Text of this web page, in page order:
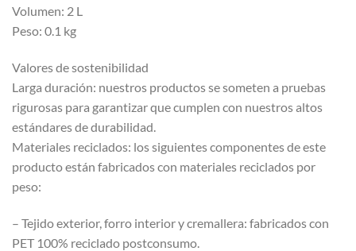
Volumen: 2 L
Peso: 0.1 kg
Valores de sostenibilidad
Larga duración: nuestros productos se someten a pruebas
rigurosas para garantizar que cumplen con nuestros altos
estándares de durabilidad.
Materiales reciclados: los siguientes componentes de este
producto están fabricados con materiales reciclados por
peso:
– Tejido exterior, forro interior y cremallera: fabricados con
PET 100% reciclado postconsumo.